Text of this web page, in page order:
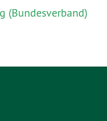
(Bundesverband)